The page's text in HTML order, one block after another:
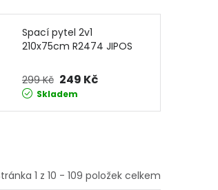
Spací pytel 2v1
210x75cm R2474 JIPOS
299 Kč 249 Kč
Skladem
1 z 10 - 109 položek celkem